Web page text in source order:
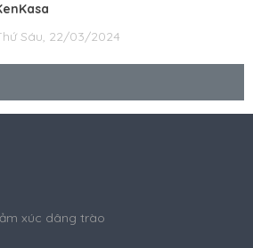
Sáu, 22/03/2024
xúc dâng trào